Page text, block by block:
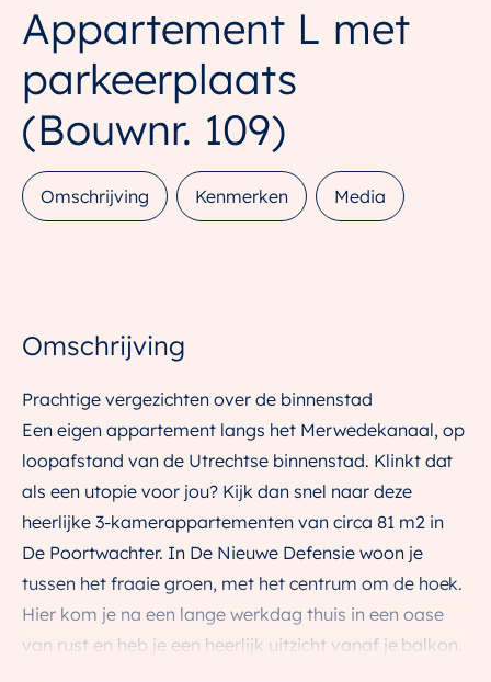
Appartement L met
parkeerplaats
(Bouwnr. 109)
Omschrijving Kenmerken Media
Omschrijving
Prachtige vergezichten over de binnenstad
Een eigen appartement langs het Merwedekanaal, op
loopafstand van de Utrechtse binnenstad. Klinkt dat
als een utopie voor jou? Kijk dan snel naar deze
heerlijke 3-kamerappartementen van circa 81 m2 in
De Poortwachter. In De Nieuwe Defensie woon je
tussen het fraaie groen, met het centrum om de hoek.
Hier kom je na een lange werkdag thuis in een oase
van rust en heb je een heerlijk uitzicht vanaf je balkon.